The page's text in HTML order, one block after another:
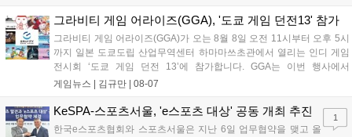
을 개선 중이며, 상세 정보는 스팀 페이지에서 확인 가능합니다....
그라비티 게임 어라이즈(GGA), '도쿄 게임 던전13' 참가
그라비티 게임 어라이즈(GGA)가 오는 8월 8일 오전 11시부터 오후 5시
까지 일본 도쿄도립 산업무역센터 하마마쓰초관에서 열리는 인디 게임
전시회 ‘도쿄 게임 던전 13’에 참가합니다. GGA는 이번 행사에서
‘JALECO ARCADE COLLECTION’ 시리즈의 미공개 작품 12종을 최초
입니다. 시연 참여 관람객에게는 선착순으로 특별 굿즈를 증정하며, 인
디 게임 생태계 활성화와 신규 타이틀 반응 확인을 목표로 합니다....
게임뉴스 | 김규만 08-07
KeSPA-스포츠서울, 'e스포츠 대상' 공동 개최 추진
한국e스포츠협회와 스포츠서울은 지난 6일 업무협약을 맺고 올
1